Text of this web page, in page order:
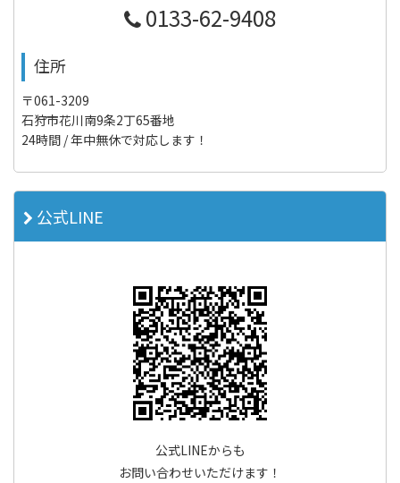
0133-62-9408
住所
〒061-3209
石狩市花川南9条2丁65番地
24時間 / 年中無休で対応します！
公式LINE
公式LINEからも
お問い合わせいただけます！